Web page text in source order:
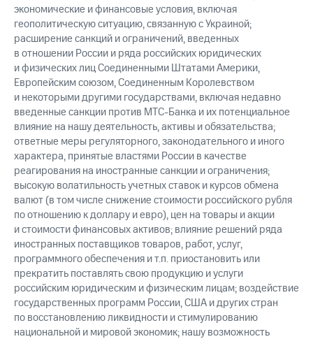
экономические и финансовые условия, включая
геополитическую ситуацию, связанную с Украиной;
расширение санкций и ограничений, введенных
в отношении России и ряда российских юридических
и физических лиц Соединенными Штатами Америки,
Европейским союзом, Соединенным Королевством
и некоторыми другими государствами, включая недавно
введенные санкции против МТС-Банка и их потенциальное
влияние на нашу деятельность, активы и обязательства;
ответные меры регуляторного, законодательного и иного
характера, принятые властями России в качестве
реагирования на иностранные санкции и ограничения;
высокую волатильность учетных ставок и курсов обмена
валют (в том числе снижение стоимости российского рубля
по отношению к доллару и евро), цен на товары и акции
и стоимости финансовых активов; влияние решений ряда
иностранных поставщиков товаров, работ, услуг,
программного обеспечения и т.п. приостановить или
прекратить поставлять свою продукцию и услуги
российским юридическим и физическим лицам; воздействие
государственных программ России, США и других стран
по восстановлению ликвидности и стимулированию
национальной и мировой экономик; нашу возможность